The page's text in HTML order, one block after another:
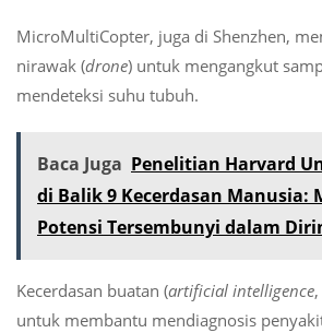
MicroMultiCopter, juga di Shenzhen,
nirawak (drone) untuk mengangkut
mendeteksi suhu tubuh.
Baca Juga Penelitian Harvard
di Balik 9 Kecerdasan Manusia:
Potensi Tersembunyi dalam
Kecerdasan buatan (artificial intelligence
untuk membantu mendiagnosis